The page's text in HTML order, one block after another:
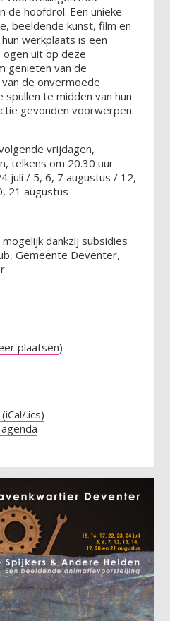
de hoofdrol. Een unieke
beeldende kunst, film en
werkplaats is een
ogen uit op deze
genieten van de
de onvermoede
te midden van hun
gevonden voorwerpen.
vrijdagen,
telkens om 20.30 uur
juli / 5, 6, 7 augustus / 12,
21 augustus
dankzij subsidies
Gemeente Deventer,
plaatsen)
.ics)